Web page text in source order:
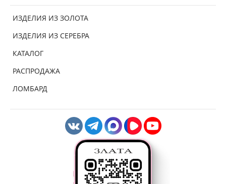
ИЗДЕЛИЯ ИЗ ЗОЛОТА
ИЗДЕЛИЯ ИЗ СЕРЕБРА
КАТАЛОГ
РАСПРОДАЖА
ЛОМБАРД